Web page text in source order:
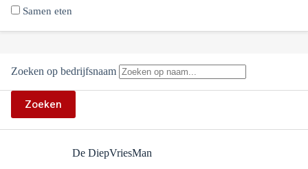
Samen eten
Zoeken op bedrijfsnaam
Zoeken
De DiepVriesMan